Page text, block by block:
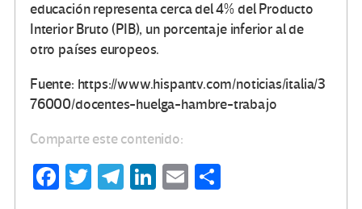
educación representa cerca del 4% del Producto
Interior Bruto (PIB), un porcentaje inferior al de
otro países europeos.
Fuente: https://www.hispantv.com/noticias/italia/3
76000/docentes-huelga-hambre-trabajo
Comparte este contenido:
Fa T
Te
Li
E